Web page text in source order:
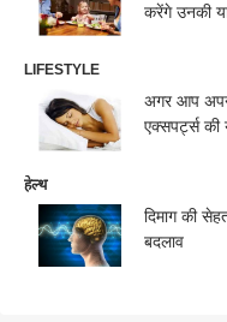
करेंगे उनकी
LIFESTYLE
अगर आप अपने
एक्सपर्ट्स
हेल्थ
दिमाग की
बदलाव